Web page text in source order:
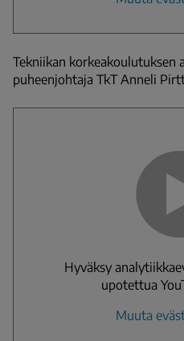
Tekniikan korkeakoulutuksen
puheenjohtaja TkT Anneli
Hyväksy
upotettua
Muuta